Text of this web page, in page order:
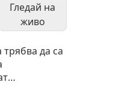
Гледай на
живо
трябва да са
1 от 8